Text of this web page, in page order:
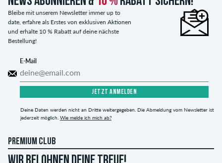
Bleibe mit unserem Newsletter immer up to
date, erfahre als Erstes von exklusiven Aktionen
und erhalte 10 % Rabatt auf deine nächste
Bestellung!
E-Mail
JETZT ANMELDEN
Deine Daten werden nicht an Dritte weitergegeben. Die Abmeldung vom Newsletter ist
jederzeit möglich. Wie melde ich mich ab?
PREMIUM CLUB